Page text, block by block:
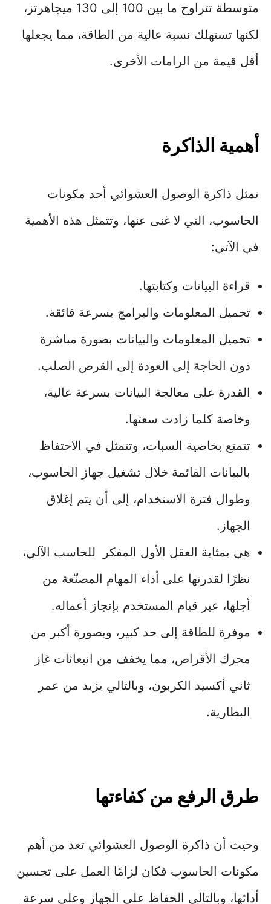
متوسطة تتراوح ما بين 100 إلى 130 ميجاهرتز،
لكنها تستهلك نسبة عالية من الطاقة، مما يجعلها
أقل قيمة من الرامات الأخرى.
أهمية الذاكرة
تمثل ذاكرة الوصول العشوائي أحد مكونات
الحاسوب، التي لا غنى عنها، وتتمثل هذه الأهمية
في الآتي:
قراءة البيانات وكتابتها.
تحميل المعلومات والبرامج بسرعة فائقة.
تحميل المعلومات والبيانات بصورة مباشرة
دون الحاجة إلى العودة إلى القرص الصلب.
القدرة على معالجة البيانات بسرعة عالية،
وخاصة كلما زادت سعتها.
تتمتع بخاصية السبات، وتتمثل في الاحتفاظ
بالبيانات القائمة خلال تشغيل جهاز الحاسوب،
وطوال فترة الاستخدام، إلى أن يتم إغلاق
الجهاز.
هي بمثابة العقل الأول المفكر للحاسب الآلي،
نظرًا لقدرتها على أداء المهام المصنّعة من
أجلها، عبر قيام المستخدم بإنجاز أعماله.
موفرة للطاقة إلى حد كبير، وبصورة أكبر من
محرك الأقراص، مما يخفف من انبعاثات غاز
ثاني أكسيد الكربون، وبالتالي يزيد من عمر
البطارية.
طرق الرفع من كفاءتها
وحيث أن ذاكرة الوصول العشوائي تعد من أهم
مكونات الحاسوب فكان لزامًا العمل على تحسين
أدائها، وبالتالي الحفاظ على الجهاز وعلى سرعة